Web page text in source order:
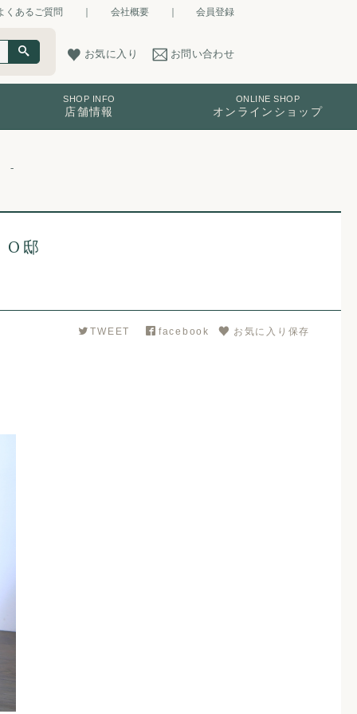
くあるご質問 会社概要 会員登録
お気に入り お問い合わせ
SHOP INFO
店舗情報
ONLINE SHOP
オンラインショップ
邸
TWEET facebook お気に入り保存